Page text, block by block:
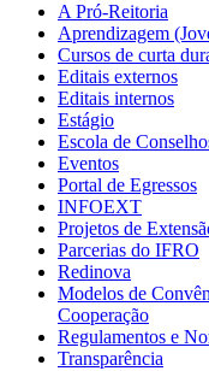
A Pró-Reitoria
Aprendizagem
Cursos de curta
Editais externos
Editais internos
Estágio
Escola de
Eventos
Portal de Egressos
INFOEXT
Projetos de
Parcerias do IFRO
Redinova
Modelos de
Cooperação
Regulamentos e
Transparência